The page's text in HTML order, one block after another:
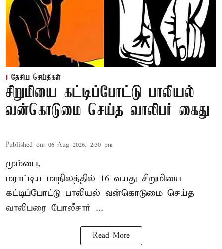
தேசிய செய்திகள்
சிறுமியை கட்டிப்போட்டு பாலியல்
வன்கொடுமை செய்த வாலிபர் கைது
Published on: 06 Aug 2026, 2:30 pm
மும்பை,
மராட்டிய மாநிலத்தில் 16 வயது சிறுமியை
கட்டிப்போட்டு பாலியல் வன்கொடுமை செய்த
வாலிபரை போலீசார் ...
Read More